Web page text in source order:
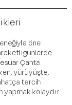
öne
günlerde
Çanta
yürüyüşte,
tercih
yapmak kolaydır